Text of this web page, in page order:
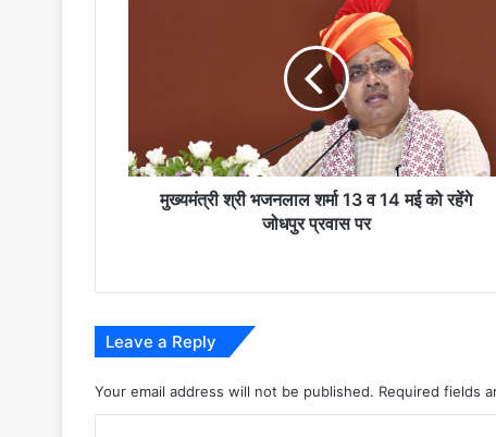
मई
को
मुख्यमंत्री श्री भजनलाल शर्मा 13 व 14 मई को रहेंगे
जोधपुर प्रवास पर
Leave a Reply
Your email address will not be published. Required fields